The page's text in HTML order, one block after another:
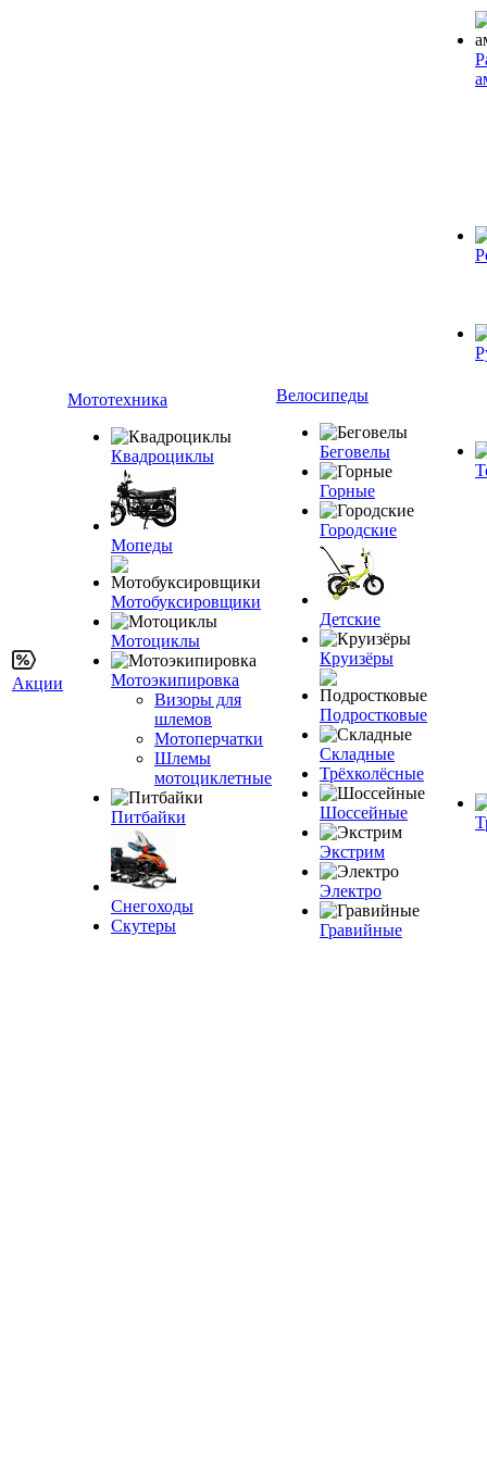
Акции
Мототехника
Квадроциклы
Мопеды
Мотобуксировщики
Мотоциклы
Мотоэкипировка
Визоры для
шлемов
Мотоперчатки
Шлемы
мотоциклетные
Питбайки
Снегоходы
Скутеры
Велосипеды
Беговелы
Горные
Городские
Детские
Круизёры
Подростковые
Складные
Трёхколёсные
Шоссейные
Экстрим
Электро
Гравийные